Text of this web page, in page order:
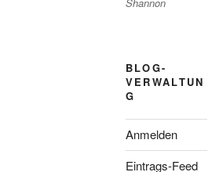
BLOG-
VERWALTUN
G
Anmelden
Eintrags-Feed